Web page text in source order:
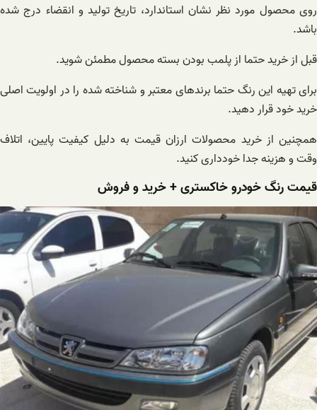
روی محصول مورد نظر نشان استاندارد، تاریخ تولید و انقضاء درج شده
باشد.
قبل از خرید حتما از پلمب بودن بسته محصول مطمئن شوید.
برای تهیه این رنگ حتما برندهای معتبر و شناخته شده را در اولویت اصلی
خرید خود قرار دهید.
همچنین از خرید محصولات ارزان قیمت به دلیل کیفیت پایین، اتلاف
وقت و هزینه جدا خودداری کنید.
قیمت رنگ خودرو خاکستری + خرید و فروش